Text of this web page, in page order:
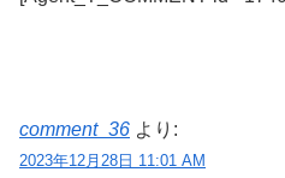
comment_36 より:
2023年12月28日 11:01 AM